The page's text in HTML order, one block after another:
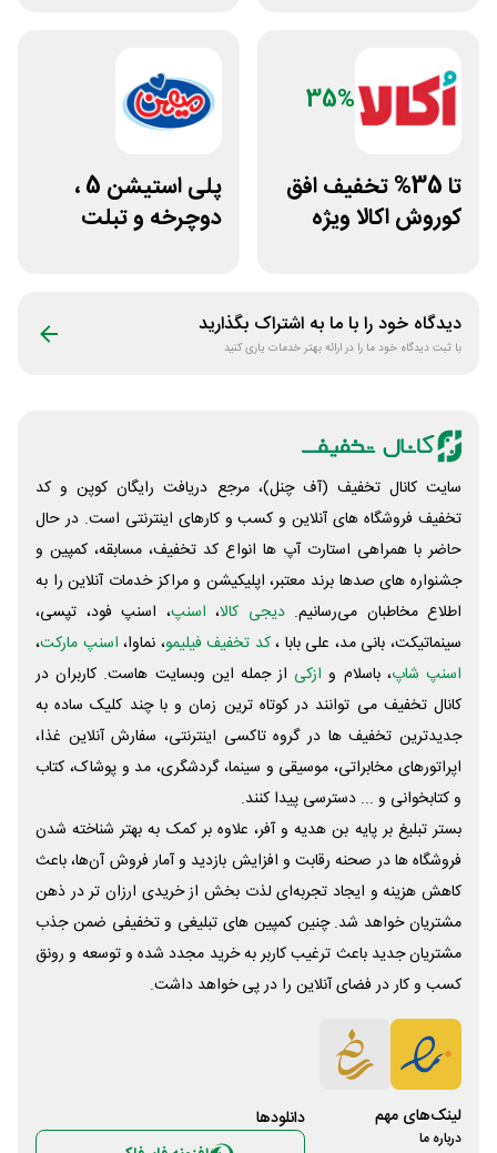
35%
تا 35% تخفیف افق
کوروش اکالا ویژه
پلی استیشن 5 ،
دوچرخه و تبلت
دیدگاه خود را با ما به اشتراک بگذارید
با ثبت دیدگاه خود ما را در ارائه بهتر خدمات یاری کنید
سایت کانال تخفیف (آف چنل)، مرجع دریافت رایگان کوپن و کد
تخفیف فروشگاه های آنلاین و کسب و‌ کارهای اینترنتی است. در حال
حاضر با همراهی استارت آپ ها انواع کد تخفیف، مسابقه، کمپین و
جشنواره های صدها برند معتبر، اپلیکیشن و مراکز خدمات آنلاین را به
اطلاع مخاطبان می‌رسانیم. دیجی کالا، اسنپ، اسنپ فود، تپسی،
سینماتیکت، بانی مد، علی‌ بابا ،کد تخفیف فیلیمو، نماوا، اسنپ مارکت،
اسنپ شاپ، باسلام و ازکی از جمله این وبسایت ‌هاست. کاربران در
کانال تخفیف می توانند در کوتاه ترین زمان و با چند کلیک ساده به
جدیدترین تخفیف ها در گروه تاکسی اینترنتی، سفارش آنلاین غذا،
اپراتورهای مخابراتی، موسیقی و سینما، گردشگری، مد و پوشاک، کتاب
و کتابخوانی و ... دسترسی پیدا کنند.
بستر تبلیغ بر پایه بن هدیه و آفر، علاوه بر کمک به بهتر شناخته شدن
فروشگاه ها در صحنه رقابت و افزایش بازدید و آمار فروش آن‌ها، باعث
کاهش هزینه و ایجاد تجربه‌ای لذت بخش از خریدی ارزان تر در ذهن
مشتریان خواهد شد. چنین کمپین های تبلیغی و تخفیفی ضمن جذب
مشتریان جدید باعث ترغیب کاربر به خرید مجدد شده و توسعه و رونق
کسب و کار در فضای آنلاین را در پی خواهد داشت.
لینک‌های مهم
درباره ما
دانلود‌ها